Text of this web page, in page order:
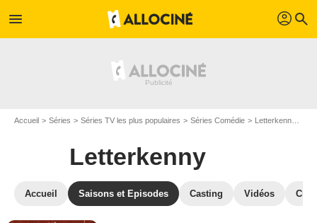
menu profil search
Accueil Séries Séries TV les plus populaires Séries Comédie Letterkenny
Letterkenny
Accueil Saisons et Episodes Casting Vidéos